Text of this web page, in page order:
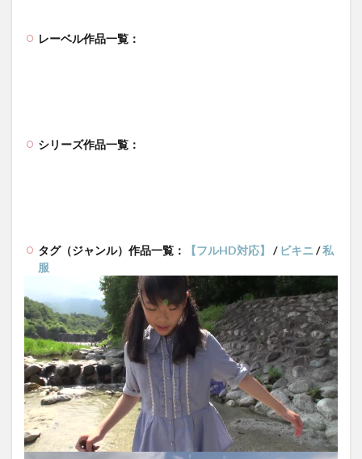
レーベル作品一覧：
シリーズ作品一覧：
タグ（ジャンル）作品一覧： 【フルHD対応】 / ビキニ /私
服